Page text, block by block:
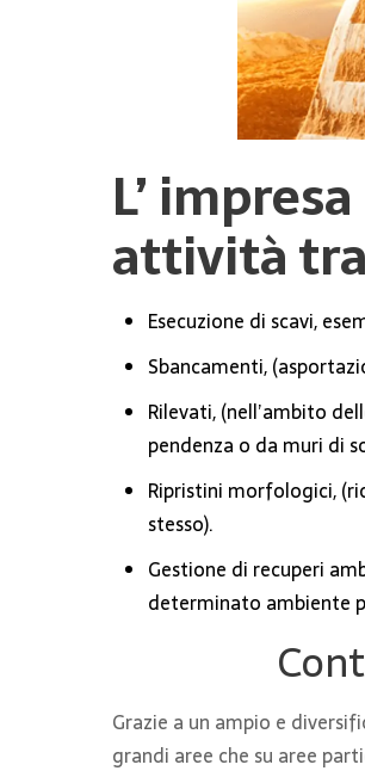
L’
attività
Esecuzione di scavi,
Sbancamenti,
Rilevati, (nell’ambito
pendenza o da muri di
Ripristini morfologici,
stesso).
Gestione di recuperi
determinato ambiente
Grazie a un ampio e
grandi aree che su aree